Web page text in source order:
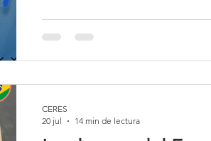
la tecnología y la influencia
desperdicia el capital humano
CERES
20 jul
14 min de lectura